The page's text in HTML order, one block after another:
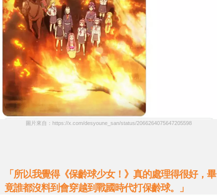
圖片來自：https://x.com/desyoune_san/status/2066264075647205598
「所以我覺得《保齡球少女！》真的處理得很好，畢
竟誰都沒料到會穿越到戰國時代打保齡球。」